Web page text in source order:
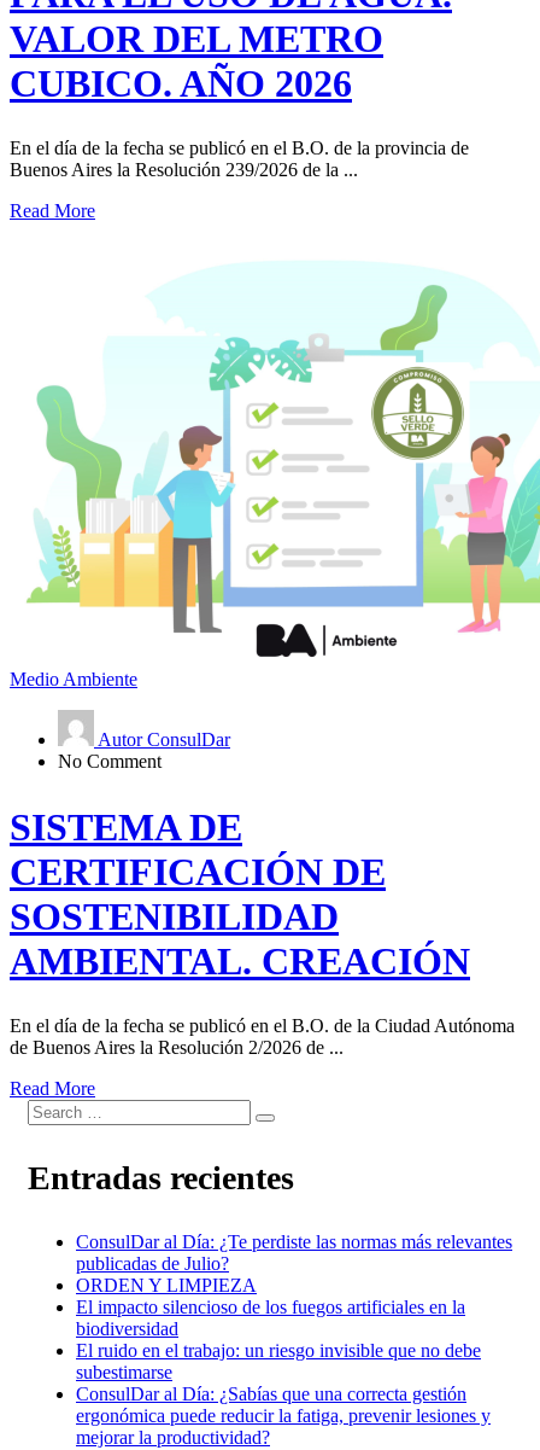
VALOR DEL METRO
CUBICO. AÑO 2026
En el día de la fecha se publicó en el B.O. de la provincia de
Buenos Aires la Resolución 239/2026 de la ...
Read More
Medio Ambiente
Autor ConsulDar
No Comment
SISTEMA DE
CERTIFICACIÓN DE
SOSTENIBILIDAD
AMBIENTAL. CREACIÓN
En el día de la fecha se publicó en el B.O. de la Ciudad Autónoma
de Buenos Aires la Resolución 2/2026 de ...
Read More
Entradas recientes
ConsulDar al Día: ¿Te perdiste las normas más relevantes
publicadas de Julio?
ORDEN Y LIMPIEZA
El impacto silencioso de los fuegos artificiales en la
biodiversidad
El ruido en el trabajo: un riesgo invisible que no debe
subestimarse
ConsulDar al Día: ¿Sabías que una correcta gestión
ergonómica puede reducir la fatiga, prevenir lesiones y
mejorar la productividad?